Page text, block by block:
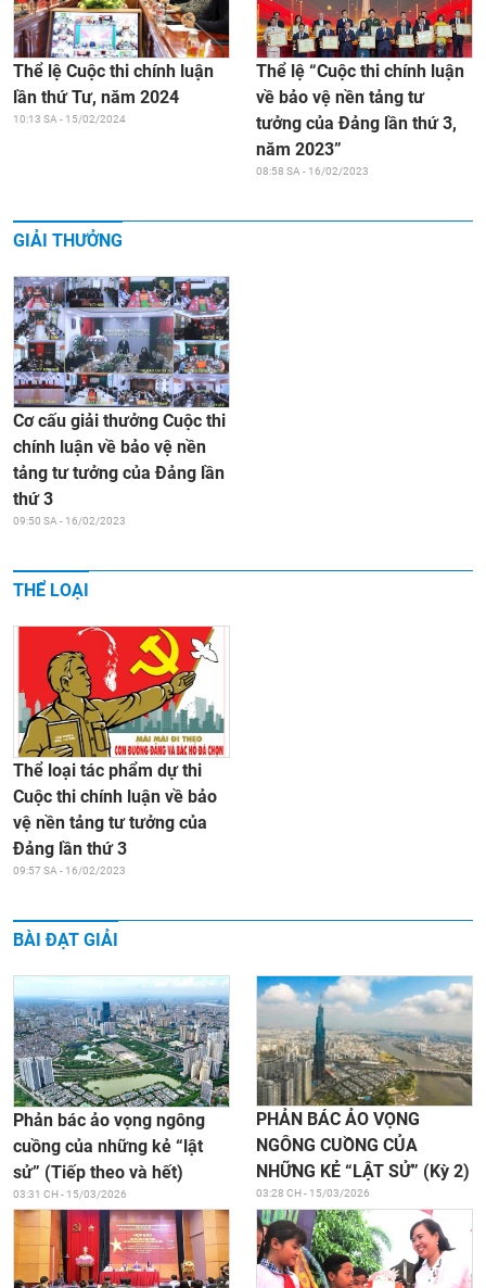
Thể lệ Cuộc thi chính luận
lần thứ Tư, năm 2024
10:13 SA - 15/02/2024
Thể lệ “Cuộc thi chính luận
về bảo vệ nền tảng tư
tưởng của Đảng lần thứ 3,
năm 2023”
08:58 SA - 16/02/2023
GIẢI THƯỞNG
Cơ cấu giải thưởng Cuộc thi
chính luận về bảo vệ nền
tảng tư tưởng của Đảng lần
thứ 3
09:50 SA - 16/02/2023
THỂ LOẠI
Thể loại tác phẩm dự thi
Cuộc thi chính luận về bảo
vệ nền tảng tư tưởng của
Đảng lần thứ 3
09:57 SA - 16/02/2023
BÀI ĐẠT GIẢI
Phản bác ảo vọng ngông
cuồng của những kẻ “lật
sử” (Tiếp theo và hết)
03:31 CH - 15/03/2026
PHẢN BÁC ẢO VỌNG
NGÔNG CUỒNG CỦA
NHỮNG KẺ “LẬT SỬ” (Kỳ 2)
03:28 CH - 15/03/2026